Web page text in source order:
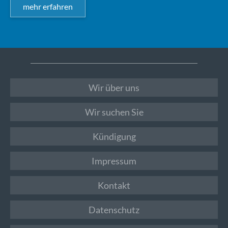
mehr erfahren
Wir über uns
Wir suchen Sie
Kündigung
Impressum
Kontakt
Datenschutz